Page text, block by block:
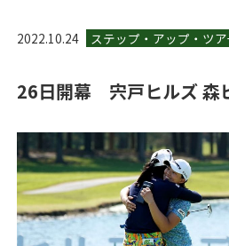
2022.10.24
26日開幕 宍戸ヒルズ 森